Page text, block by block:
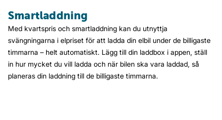
Smartladdning
Med kvartspris och smartladdning kan du utnyttja
svängningarna i elpriset för att ladda din elbil under de billigaste
timmarna – helt automatiskt. Lägg till din laddbox i appen, ställ
in hur mycket du vill ladda och när bilen ska vara laddad, så
planeras din laddning till de billigaste timmarna.